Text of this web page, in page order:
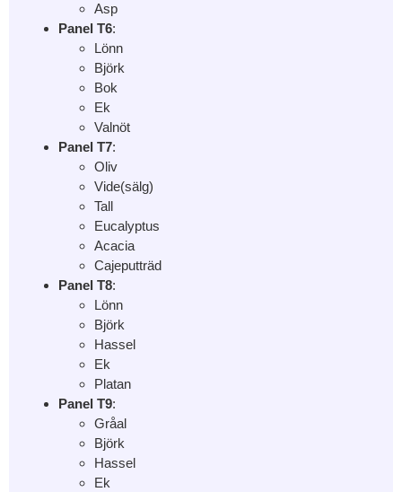
Asp
Panel T6:
Lönn
Björk
Bok
Ek
Valnöt
Panel T7:
Oliv
Vide(sälg)
Tall
Eucalyptus
Acacia
Cajeputträd
Panel T8:
Lönn
Björk
Hassel
Ek
Platan
Panel T9:
Gråal
Björk
Hassel
Ek